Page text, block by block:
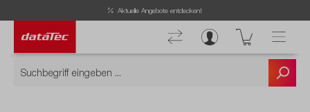
Aktuelle Angebote entdecken!